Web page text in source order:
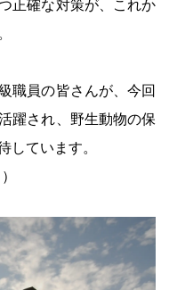
正確な対策が、これか
職員の皆さんが、今回
躍され、野生動物の保
しています。